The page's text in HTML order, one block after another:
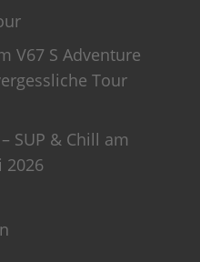
V67 S Adventure
Tour
SUP & Chill am
2026